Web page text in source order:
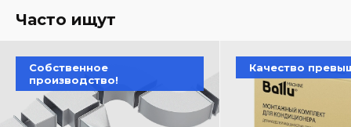
Часто ищут
Собственное
производство!
Качество